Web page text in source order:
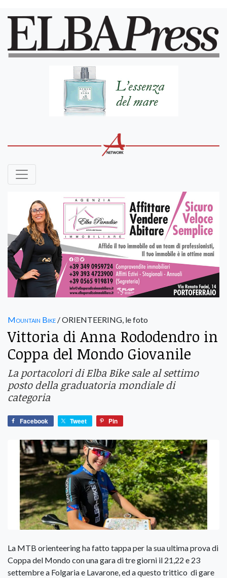
Mountain Bike / ORIENTEERING, le foto
Vittoria di Anna Rododendro in
Coppa del Mondo Giovanile
La portacolori di Elba Bike sale al settimo
posto della graduatoria mondiale di
categoria
Facebook Tweet Pin
La MTB orienteering ha fatto tappa per la sua ultima prova di
Coppa del Mondo con una gara di tre giorni il 21,22 e 23
settembre a Folgaria e Lavarone, ed a questo trittico di gare